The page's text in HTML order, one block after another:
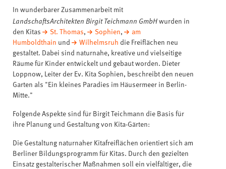
In wunderbarer Zusammenarbeit mit
LandschaftsArchitekten Birgit Teichmann GmbH wurden in
den Kitas
St. Thomas, Sophien,
am
Humboldthain und Wilhelmsruh die Freiflächen neu
gestaltet. Dabei sind naturnahe, kreative und vielseitige
Räume für Kinder entwickelt und gebaut worden. Dieter
Loppnow, Leiter der Ev. Kita Sophien, beschreibt den neuen
Garten als "Ein kleines Paradies im Häusermeer in Berlin-
Mitte."
Folgende Aspekte sind für Birgit Teichmann die Basis für
ihre Planung und Gestaltung von Kita-Gärten:
Die Gestaltung naturnaher Kitafreiflächen orientiert sich am
Berliner Bildungsprogramm für Kitas. Durch den gezielten
Einsatz gestalterischer Maßnahmen soll ein vielfältiger, die